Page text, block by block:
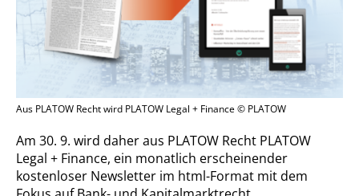
Aus PLATOW Recht wird PLATOW Legal + Finance © PLATOW
Am 30. 9. wird daher aus PLATOW Recht PLATOW
Legal + Finance, ein monatlich erscheinender
kostenloser Newsletter im html-Format mit dem